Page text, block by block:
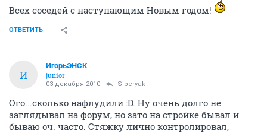
Всех соседей с наступающим Новым годом!
ОТВЕТИТЬ
И
ИгорьЭНСК
junior
03 декабря 2010 Siberyak
Ого...сколько нафлудили :D. Ну очень долго не
заглядывал на форум, но зато на стройке бывал и
бываю оч. часто. Стяжку лично контролировал,